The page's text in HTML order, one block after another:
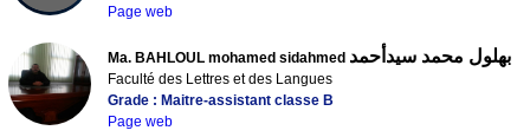
Page web
Ma. BAHLOUL mohamed sidahmed بهلول محمد سيدأحمد
Faculté des Lettres et des Langues
Grade : Maitre-assistant classe B
Page web